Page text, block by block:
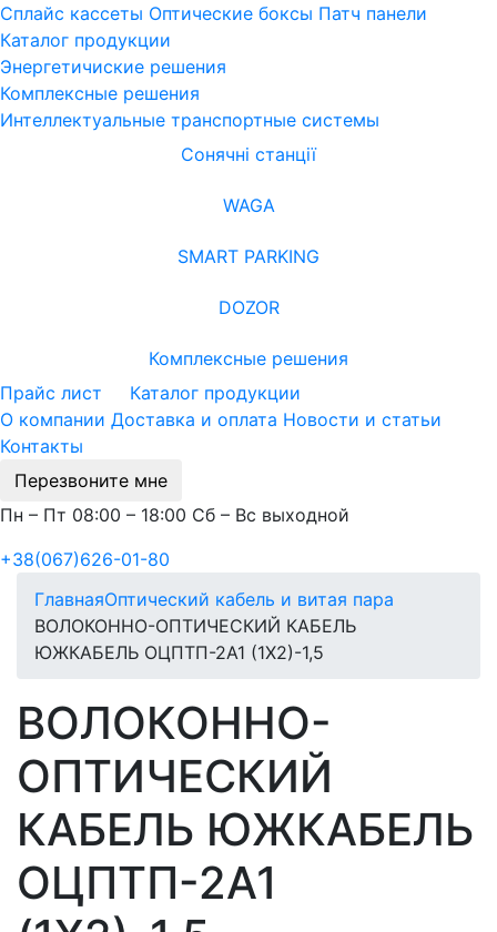
Сплайс кассеты Оптические боксы Патч панели
Каталог продукции
Энергетичиские решения
Комплексные решения
Интеллектуальные транспортные системы
Сонячні станції
WAGA
SMART PARKING
DOZOR
Комплексные решения
Прайс лист
Каталог продукции
О компании Доставка и оплата Новости и статьи
Контакты
Перезвоните мне
Пн – Пт 08:00 – 18:00 Сб – Вс выходной
+38(067)626-01-80
ГлавнаяОптический кабель и витая пара
ВОЛОКОННО-ОПТИЧЕСКИЙ КАБЕЛЬ
ЮЖКАБЕЛЬ ОЦПТП-2А1 (1Х2)-1,5
ВОЛОКОННО-
ОПТИЧЕСКИЙ
КАБЕЛЬ ЮЖКАБЕЛЬ
ОЦПТП-2А1